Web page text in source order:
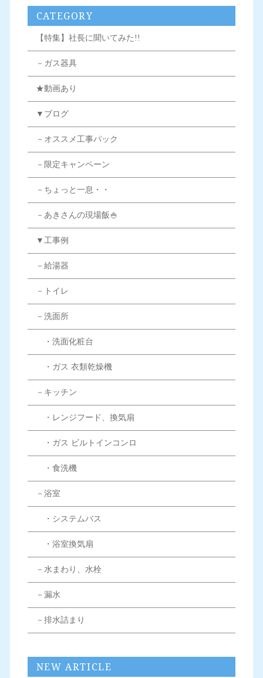
CATEGORY
【特集】社長に聞いてみた!!
－ガス器具
★動画あり
▼ブログ
－オススメ工事パック
－限定キャンペーン
－ちょっと一息・・
－あきさんの現場飯🍚
▼工事例
－給湯器
－トイレ
－洗面所
・洗面化粧台
・ガス 衣類乾燥機
－キッチン
・レンジフード、換気扇
・ガス ビルトインコンロ
・食洗機
－浴室
・システムバス
・浴室換気扇
－水まわり、水栓
－漏水
－排水詰まり
NEW ARTICLE